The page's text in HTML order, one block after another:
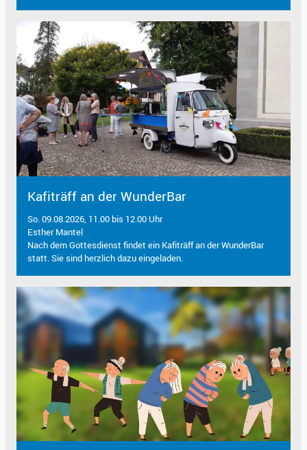
Kafiträff an der WunderBar
So. 09.08.2026, 11.00 bis 12.00 Uhr
Esther Mantel
Nach dem Gottesdienst findet ein Kafiträff an der WunderBar
statt. Sie sind herzlich dazu eingeladen.